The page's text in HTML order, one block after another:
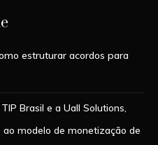
estruturar acordos para
Brasil e a Uall Solutions,
modelo de monetização de